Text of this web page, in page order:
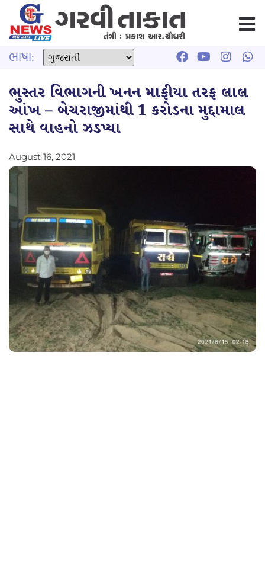
ભાષા:
ભુસ્તર વિભાગની ખનન માફીયા તરફ લાલ
આંખ – બેચરાજીમાંથી 1 કરોડના મુદ્દામાલ
સાથે વાહનો ઝડપ્યા
August 16, 2021